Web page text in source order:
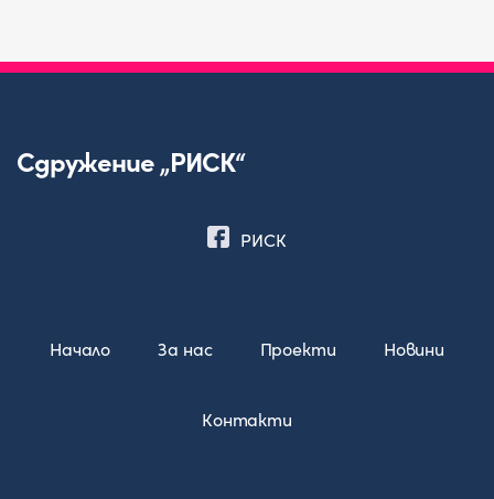
Сдружение „РИСК“
РИСК
Начало За нас Проекти Новини
Контакти